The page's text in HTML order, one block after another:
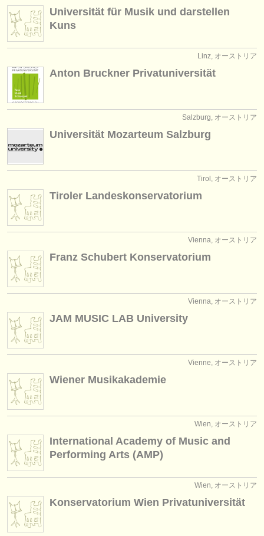
ATS faq
ログイン
Universität für Musik und darstellen
Kuns
Linz, オーストリア
Anton Bruckner Privatuniversität
Salzburg, オーストリア
Universität Mozarteum Salzburg
Tirol, オーストリア
Tiroler Landeskonservatorium
Vienna, オーストリア
Franz Schubert Konservatorium
Vienna, オーストリア
JAM MUSIC LAB University
Vienne, オーストリア
Wiener Musikakademie
Wien, オーストリア
International Academy of Music and
Performing Arts (AMP)
Wien, オーストリア
Konservatorium Wien Privatuniversität